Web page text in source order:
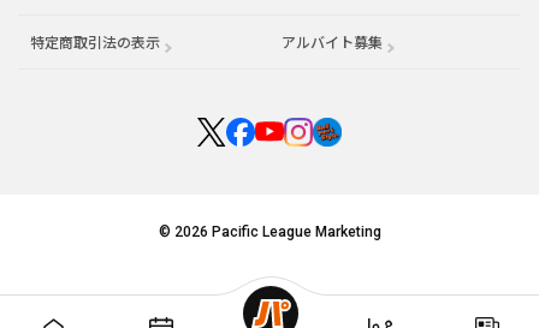
特定商取引法の表示 アルバイト募集 （別ウィンドウで開く
© 2026 Pacific League Marketing